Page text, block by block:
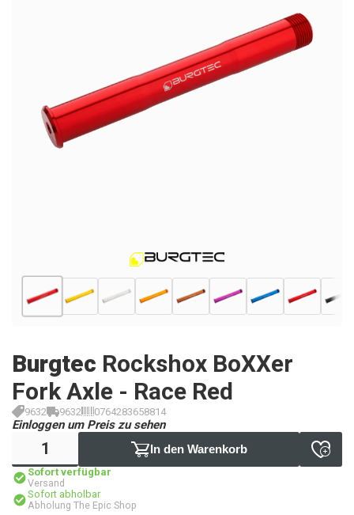
Burgtec Rockshox BoXXer
Fork Axle - Race Red
9632 9632 0764283658814
Einloggen um Preis zu sehen
In den Warenkorb
Sofort verfügbar
Versand
Sofort abholbar
Abholung The Epic Shop